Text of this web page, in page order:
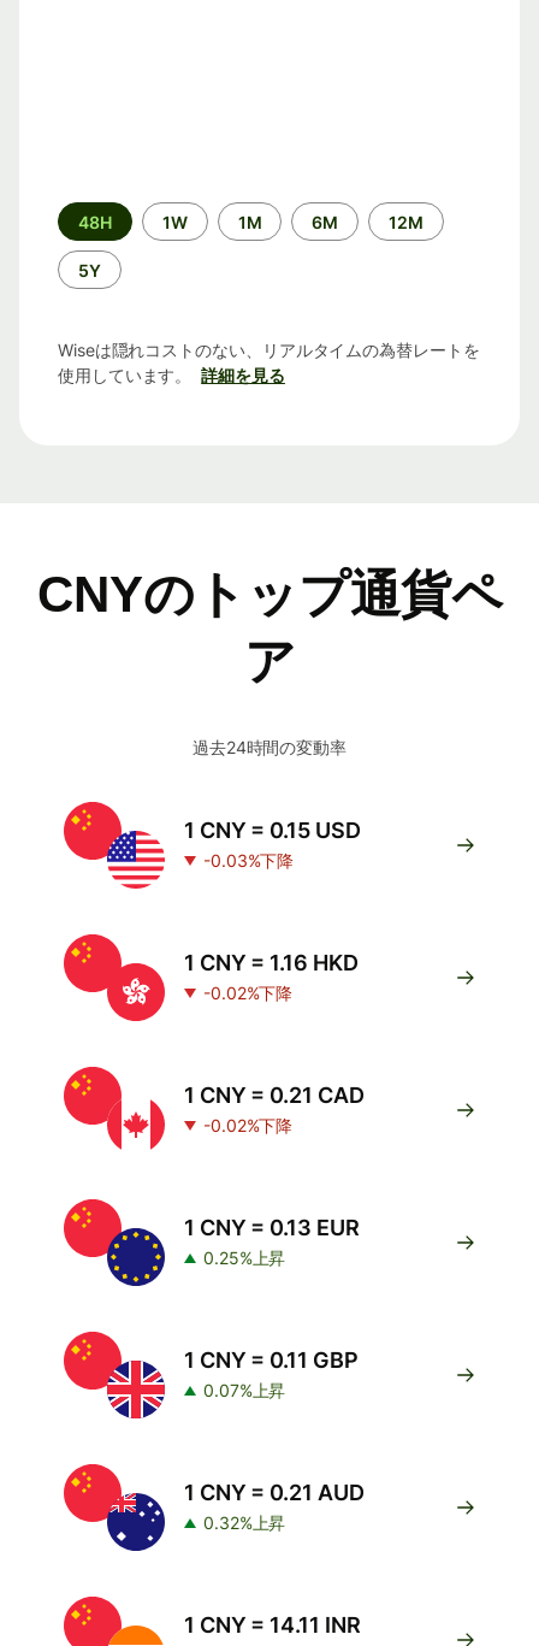
期
間
48H 1W 1M 6M 12M
5Y
Wiseは隠れコストのない、リアルタイムの為替レートを
使用しています。
詳細を見る
CNYのトップ通貨ペ
ア
過去24時間の変動率
1 CNY = 0.15 USD
-0.03%下降
1 CNY = 1.16 HKD
-0.02%下降
1 CNY = 0.21 CAD
-0.02%下降
1 CNY = 0.13 EUR
0.25%上昇
1 CNY = 0.11 GBP
0.07%上昇
1 CNY = 0.21 AUD
0.32%上昇
1 CNY = 14.11 INR